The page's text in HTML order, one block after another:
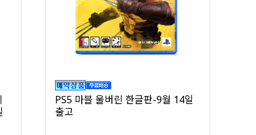
PS5 마블 울버린 한글판-9월 14일
출고